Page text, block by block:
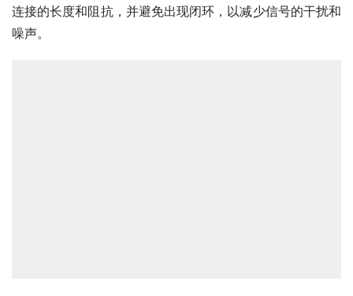
连接的长度和阻抗，并避免出现闭环，以减少信号的干扰和
噪声。